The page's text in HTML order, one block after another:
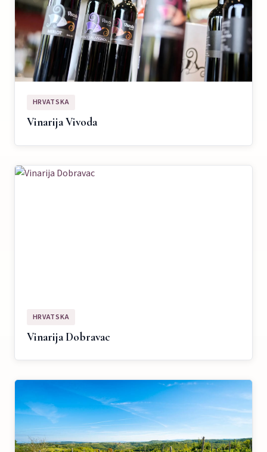
HRVATSKA
Vinarija Vivoda
HRVATSKA
Vinarija Dobravac